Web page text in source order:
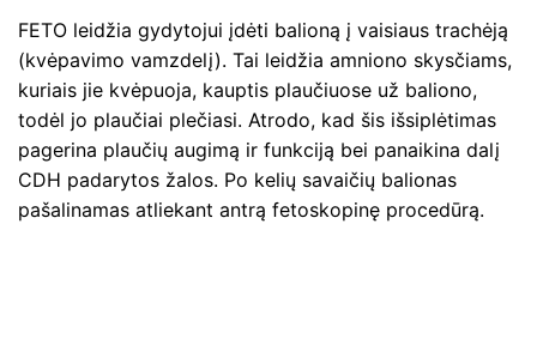
FETO leidžia gydytojui įdėti balioną į vaisiaus trachėją
(kvėpavimo vamzdelį). Tai leidžia amniono skysčiams,
kuriais jie kvėpuoja, kauptis plaučiuose už baliono,
todėl jo plaučiai plečiasi. Atrodo, kad šis išsiplėtimas
pagerina plaučių augimą ir funkciją bei panaikina dalį
CDH padarytos žalos. Po kelių savaičių balionas
pašalinamas atliekant antrą fetoskopinę procedūrą.